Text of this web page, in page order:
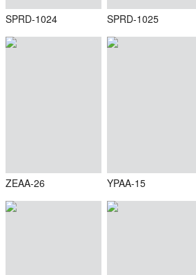
SPRD-1024 SPRD-1025
ZEAA-26 YPAA-15